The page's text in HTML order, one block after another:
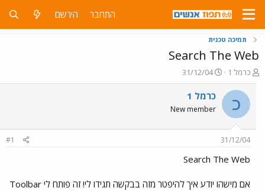
התחבר הירשם
תמיכה טכנית
Search The Web
פ
ו
ת
ח
ה
ש
א
כרמל 1
פ
ו
ר
ם
ר
31/12/04
כ כרמל 1
New member
31/12/04
#1
Search The Web
אם מישהו יודע איך להיפטר מזה בבקשה תגידו לי! זה פותח לי Toolbar